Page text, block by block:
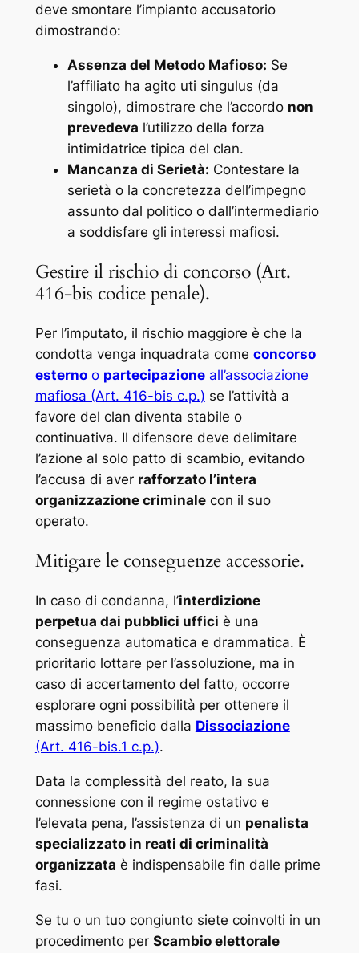
deve smontare l’impianto accusatorio
dimostrando:
Assenza del Metodo Mafioso: Se
l’affiliato ha agito uti singulus (da
singolo), dimostrare che l’accordo non
prevedeva l’utilizzo della forza
intimidatrice tipica del clan.
Mancanza di Serietà: Contestare la
serietà o la concretezza dell’impegno
assunto dal politico o dall’intermediario
a soddisfare gli interessi mafiosi.
Gestire il rischio di concorso (Art.
416-bis codice penale).
Per l’imputato, il rischio maggiore è che la
condotta venga inquadrata come concorso
esternoo partecipazioneall’associazione
mafiosa (Art. 416-bis c.p.) se l’attività a
favore del clan diventa stabile o
continuativa. Il difensore deve delimitare
l’azione al solo patto di scambio, evitando
l’accusa di aver rafforzato l’intera
organizzazione criminalecon il suo
operato.
Mitigare le conseguenze accessorie.
In caso di condanna, l’interdizione
perpetua dai pubblici uffici è una
conseguenza automatica e drammatica. È
prioritario lottare per l’assoluzione, ma in
caso di accertamento del fatto, occorre
esplorare ogni possibilità per ottenere il
massimo beneficio dalla Dissociazione
(Art. 416-bis.1 c.p.).
Data la complessità del reato, la sua
connessione con il regime ostativo e
l’elevata pena, l’assistenza di un penalista
specializzato in reati di criminalità
organizzata è indispensabile fin dalle prime
fasi.
Se tu o un tuo congiunto siete coinvolti in un
procedimento per Scambio elettorale